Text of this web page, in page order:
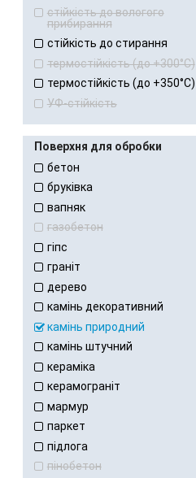
стійкість до вологого
прибирання
стійкість до стирання
термостійкість (до +300°С)
термостійкість (до +350°С)
УФ-стійкість
Поверхня для обробки
бетон
бруківка
вапняк
газобетон
гіпс
граніт
дерево
камінь декоративний
камінь природний
камінь штучний
кераміка
керамограніт
мармур
паркет
підлога
пінобетон